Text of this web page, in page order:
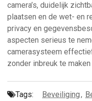
camera’s, duidelijk
plaatsen en de wet- en
privacy en
aspecten serieus te
camerasysteem
zonder inbreuk te
Tags: Beveiliging,